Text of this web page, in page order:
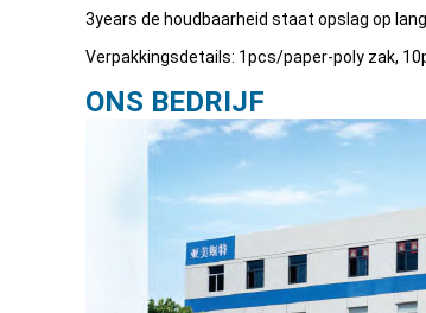
3years de houdbaarheid staat opslag op
Verpakkingsdetails: 1pcs/paper-poly zak,
ONS BEDRIJF